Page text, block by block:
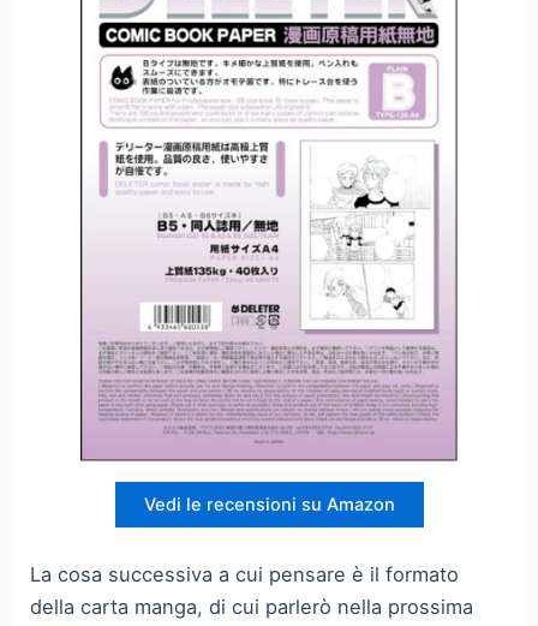
Vedi le recensioni su Amazon
La cosa successiva a cui pensare è il formato
della carta manga, di cui parlerò nella prossima